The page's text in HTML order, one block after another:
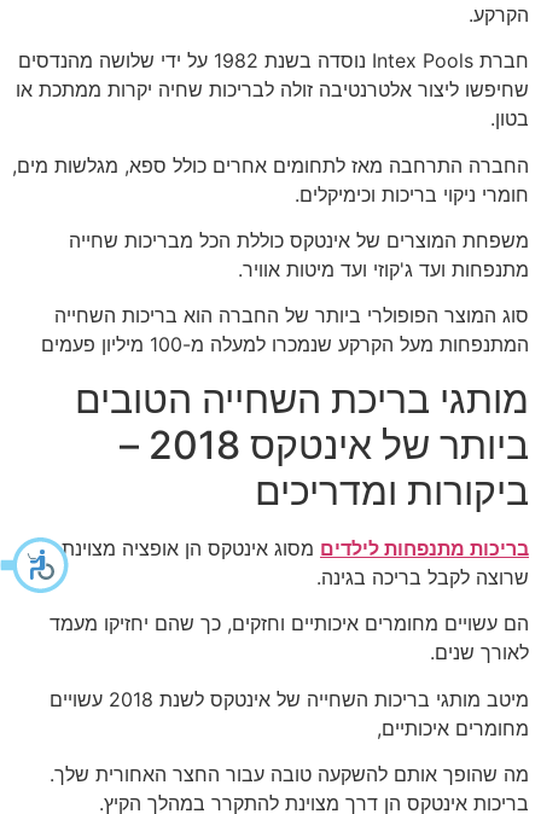
הקרקע.
חברת Intex Pools נוסדה בשנת 1982 על ידי שלושה מהנדסים
שחיפשו ליצור אלטרנטיבה זולה לבריכות שחיה יקרות ממתכת או
בטון.
החברה התרחבה מאז לתחומים אחרים כולל ספא, מגלשות מים,
חומרי ניקוי בריכות וכימיקלים.
משפחת המוצרים של אינטקס כוללת הכל מבריכות שחייה
מתנפחות ועד ג'קוזי ועד מיטות אוויר.
סוג המוצר הפופולרי ביותר של החברה הוא בריכות השחייה
המתנפחות מעל הקרקע שנמכרו למעלה מ-100 מיליון פעמים
מותגי בריכת השחייה הטובים
ביותר של אינטקס 2018 –
ביקורות ומדריכים
בריכות מתנפחות לילדים מסוג אינטקס הן אופציה מצוינת למי
שרוצה לקבל בריכה בגינה.
הם עשויים מחומרים איכותיים וחזקים, כך שהם יחזיקו מעמד
לאורך שנים.
מיטב מותגי בריכות השחייה של אינטקס לשנת 2018 עשויים
מחומרים איכותיים,
מה שהופך אותם להשקעה טובה עבור החצר האחורית שלך.
בריכות אינטקס הן דרך מצוינת להתקרר במהלך הקיץ.